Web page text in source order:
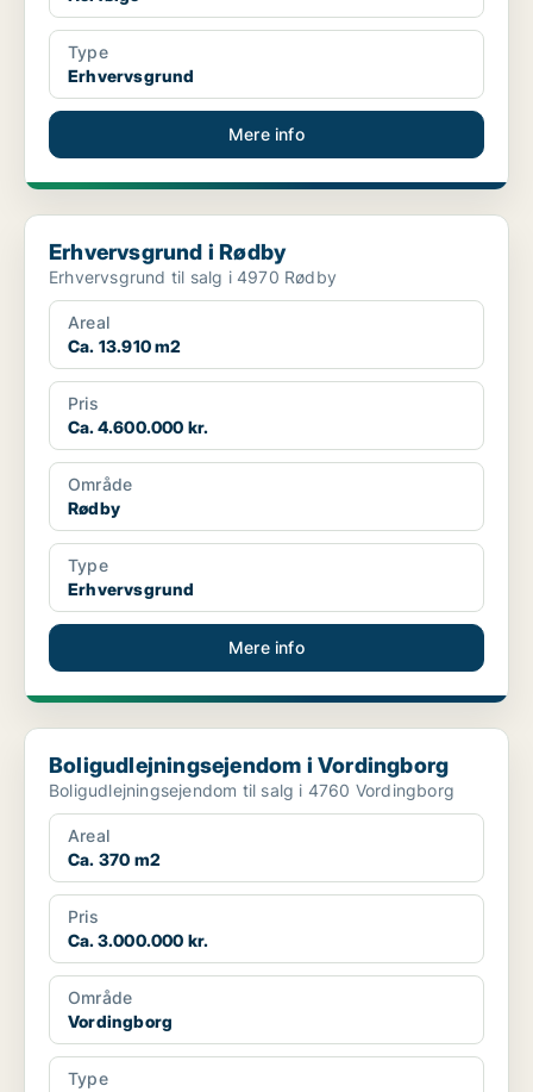
Type
Erhvervsgrund
Mere info
Erhvervsgrund i Rødby
Erhvervsgrund i Rødby
Erhvervsgrund til salg i 4970 Rødby
Areal
Ca. 13.910 m2
Pris
Ca. 4.600.000 kr.
Område
Rødby
Type
Erhvervsgrund
Mere info
Boligudlejningsejendom i Vordingborg
Boligudlejningsejendom i Vordingborg
Boligudlejningsejendom til salg i 4760 Vordingborg
Areal
Ca. 370 m2
Pris
Ca. 3.000.000 kr.
Område
Vordingborg
Type